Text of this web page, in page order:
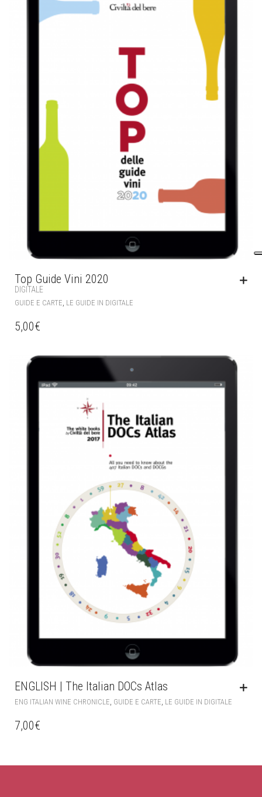
Top Guide Vini 2020
DIGITALE
GUIDE E CARTE LE GUIDE IN DIGITALE
5,00€
ENGLISH | The Italian DOCs Atlas
ENG ITALIAN WINE CHRONICLE GUIDE E CARTE LE GUIDE IN DIGITALE
7,00€